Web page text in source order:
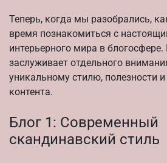
Теперь, когда мы разобрались,
время познакомиться с
интерьерного мира в
заслуживает отдельного
уникальному стилю, полезности и
контента.
Блог 1: Современный
скандинавский стиль